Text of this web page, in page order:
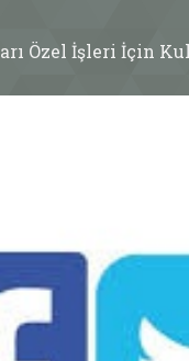
Özel İşleri İçin